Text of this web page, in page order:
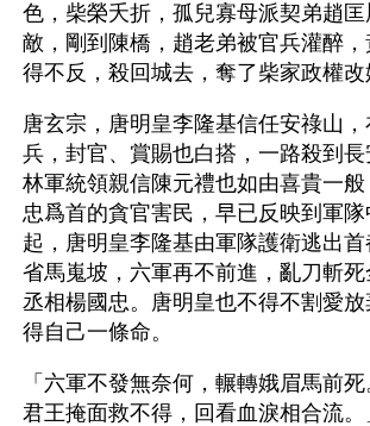
色，柴榮夭折，孤兒寡母派契弟趙
敵，剛到陳橋，趙老弟被官兵灌醉
得不反，殺回城去，奪了柴家政權改
唐玄宗，唐明皇李隆基信任安祿山
兵，封官、賞賜也白搭，一路殺到
林軍統領親信陳元禮也如由喜貴一般
忠爲首的貪官害民，早已反映到軍
起，唐明皇李隆基由軍隊護衛逃出首
省馬嵬坡，六軍再不前進，亂刀斬
丞相楊國忠。唐明皇也不得不割愛
得自己一條命。
「六軍不發無奈何，輾轉娥眉馬前死
君王掩面救不得，回看血淚相合流。